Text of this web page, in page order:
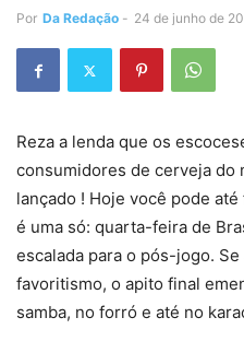
Por Da Redação - 24 de junho de
Reza a lenda que os
consumidores de cerveja do
lançado ! Hoje você pode
é uma só: quarta-feira de
escalada para o pós-jogo.
favoritismo, o apito final
samba, no forró e até no